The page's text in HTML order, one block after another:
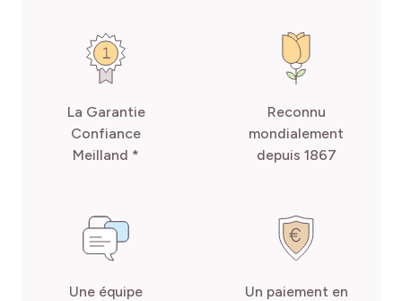
La Garantie
Confiance
Meilland *
Reconnu
mondialement
depuis 1867
Une équipe
Un paiement en